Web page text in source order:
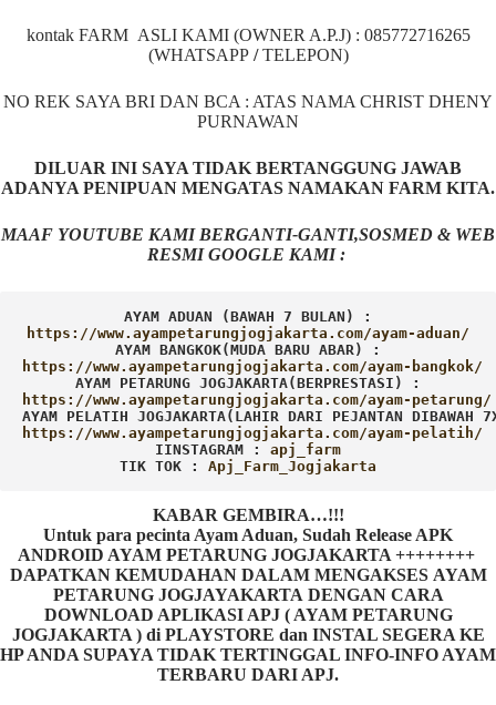
kontak FARM ASLI KAMI (OWNER A.P.J) : 085772716265
(WHATSAPP /TELEPON)
NO REK SAYA BRI DAN BCA : ATAS NAMA CHRIST DHENY
PURNAWAN
DILUAR INI SAYA TIDAK BERTANGGUNG JAWAB
ADANYA PENIPUAN MENGATAS NAMAKAN FARM KITA.
MAAF YOUTUBE KAMI BERGANTI-GANTI,SOSMED & WEB
RESMI GOOGLE KAMI :
AYAM ADUAN (BAWAH 7 BULAN) :
AYAM BANGKOK(MUDA BARU ABAR) :
AYAM PETARUNG JOGJAKARTA(BERPRESTASI) :
AYAM PELATIH JOGJAKARTA(LAHIR DARI PEJANTAN DIBAWAH
IINSTAGRAM :
TIK TOK : Apj_Farm_Jogjakarta
KABAR GEMBIRA…!!!
Untuk para pecinta Ayam Aduan, Sudah Release APK
ANDROID AYAM PETARUNG JOGJAKARTA ++++++++
DAPATKAN KEMUDAHAN DALAM MENGAKSES AYAM
PETARUNG JOGJAYAKARTA DENGAN CARA
DOWNLOAD APLIKASI APJ ( AYAM PETARUNG
JOGJAKARTA ) di PLAYSTORE dan INSTAL SEGERA KE
HP ANDA SUPAYA TIDAK TERTINGGAL INFO-INFO AYAM
TERBARU DARI APJ.